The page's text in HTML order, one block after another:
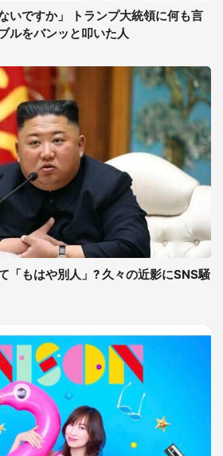
いですか」 トランプ大統領に何も言
ルをバンッと叩いた人
「もはや別人」? 久々の近影にSNS騒